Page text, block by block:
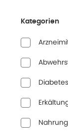
Kategorien
Diabetes